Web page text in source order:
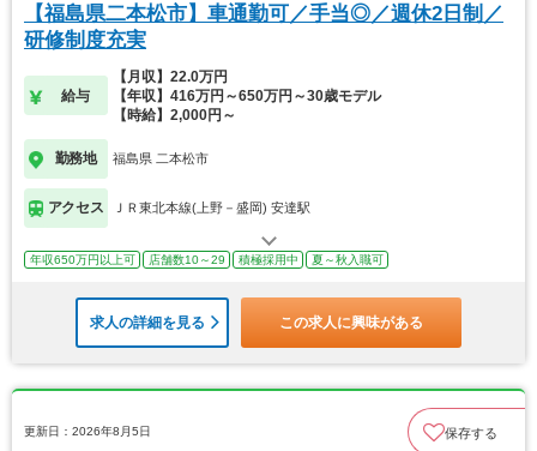
【福島県二本松市】車通勤可／手当◎／週休2日制／
研修制度充実
給与
【月収】22.0万円
【年収】416万円～650万円～30歳モデル
【時給】2,000円～
勤務地 福島県 二本松市
アクセス ＪＲ東北本線(上野－盛岡) 安達駅
年収650万円以上可 店舗数10～29 積極採用中 夏～秋入職可
求人の詳細を見る この求人に興味がある
更新日：2026年8月5日 保存する